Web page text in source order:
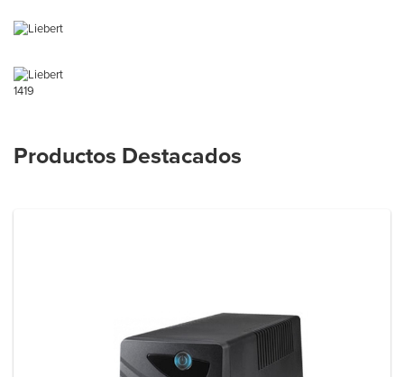
1419
Productos Destacados